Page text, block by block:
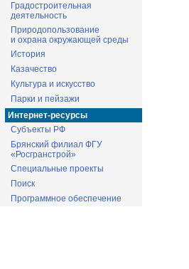
Градостроительная
деятельность
Природопользование
и охрана окружающей среды
История
Казачество
Культура и искусство
Парки и пейзажи
Интернет-ресурсы
Субъекты РФ
Брянский филиал ФГУ
«Росгранстрой»
Специальные проекты
Поиск
Программное обеспечение